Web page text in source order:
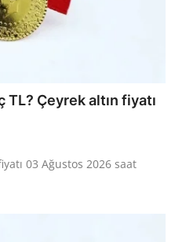
TL? Çeyrek altın fiyatı
03 Ağustos 2026 saat